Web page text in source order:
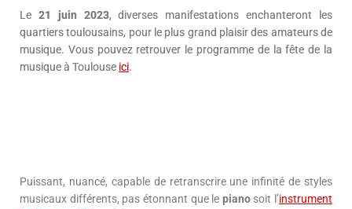
Le 21 juin 2023, diverses manifestations enchanteront les
quartiers toulousains, pour le plus grand plaisir des amateurs de
musique. Vous pouvez retrouver le programme de la fête de la
musique à Toulouse ici.
Puissant, nuancé, capable de retranscrire une infinité de styles
musicaux différents, pas étonnant que le pianosoit l’instrument